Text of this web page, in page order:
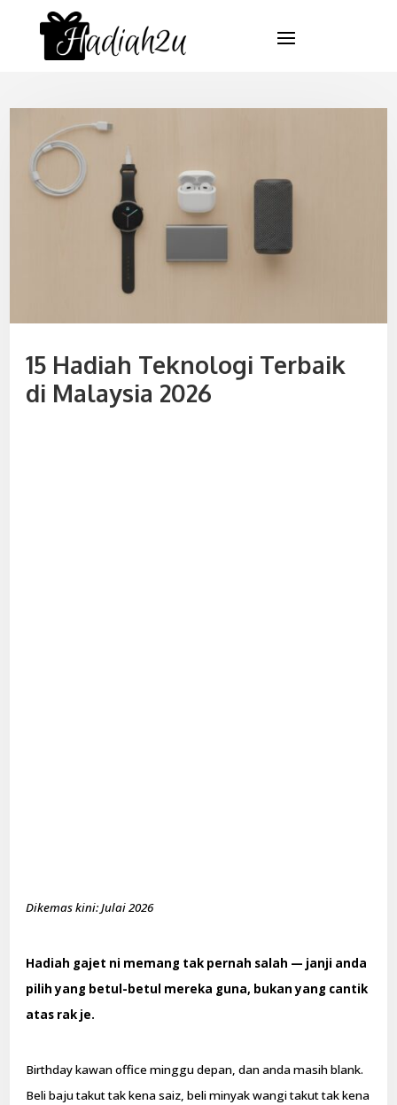
15 Hadiah Teknologi Terbaik
di Malaysia 2026
Dikemas kini: Julai 2026
Hadiah gajet ni memang tak pernah salah — janji anda
pilih yang betul-betul mereka guna, bukan yang cantik
atas rak je.
Birthday kawan office minggu depan, dan anda masih blank.
Beli baju takut tak kena saiz, beli minyak wangi takut tak kena